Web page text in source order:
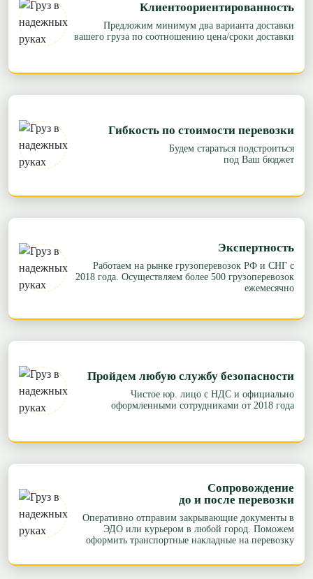
Клиентоориентированность
Предложим минимум два варианта доставки
вашего груза по соотношению цена/сроки доставки
Гибкость по стоимости перевозки
Будем стараться подстроиться
под Ваш бюджет
Экспертность
Работаем на рынке грузоперевозок РФ и СНГ с
2018 года. Осуществляем более 500 грузоперевозок
ежемесячно
Пройдем любую службу безопасности
Чистое юр. лицо с НДС и официально
оформленными сотрудниками от 2018 года
Сопровождение
до и после перевозки
Оперативно отправим закрывающие документы в
ЭДО или курьером в любой город. Поможем
оформить транспортные накладные на перевозку